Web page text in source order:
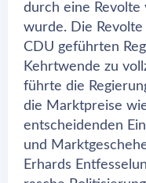
durch eine
wurde. Die
CDU geführten
Kehrtwende zu
führte die
die Marktpreise
entscheidenden
und
Erhards